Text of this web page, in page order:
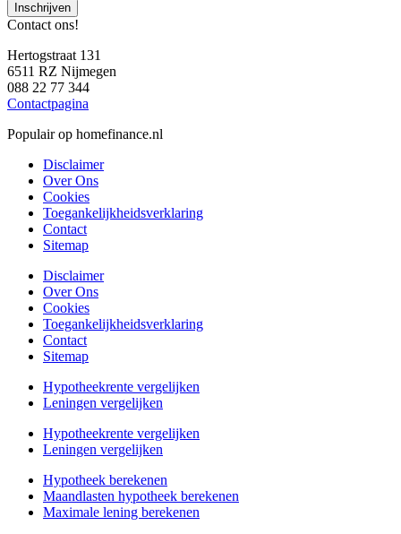
Inschrijven
Contact ons!
Hertogstraat 131
6511 RZ Nijmegen
088 22 77 344
Contactpagina
Populair op homefinance.nl
Disclaimer
Over Ons
Cookies
Toegankelijkheidsverklaring
Contact
Sitemap
Disclaimer
Over Ons
Cookies
Toegankelijkheidsverklaring
Contact
Sitemap
Hypotheekrente vergelijken
Leningen vergelijken
Hypotheekrente vergelijken
Leningen vergelijken
Hypotheek berekenen
Maandlasten hypotheek berekenen
Maximale lening berekenen